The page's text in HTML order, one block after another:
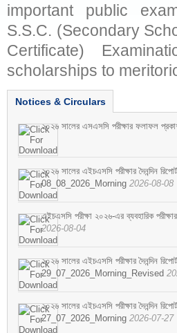
important public
S.S.C. (Secondary
Certificate)
scholarships to
Notices & Circulars
২০২৬ সালের এসএসসি পরীক্ষার ফলাফল
২০২৬ সালের এইচএসসি পরীক্ষার দৈনন্দিন
08_08_2026_Morning 2026-08-08
এইচএসসি পরীক্ষা ২০২৬-এর ব্যবহারিক পরীক্ষার
2026-08-04
২০২৬ সালের এইচএসসি পরীক্ষার দৈনন্দিন
29_07_2026_Morning_Revised
২০২৬ সালের এইচএসসি পরীক্ষার দৈনন্দিন
27_07_2026_Morning 2026-07-27